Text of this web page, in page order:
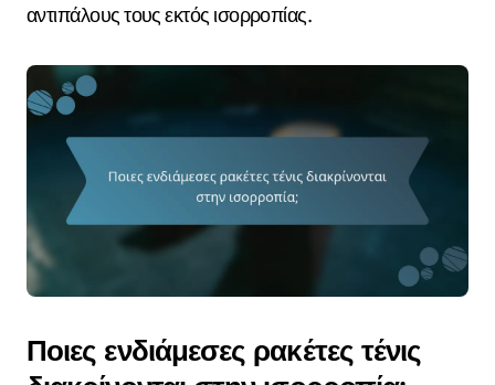
αντιπάλους τους εκτός ισορροπίας.
Ποιες ενδιάμεσες ρακέτες τένις